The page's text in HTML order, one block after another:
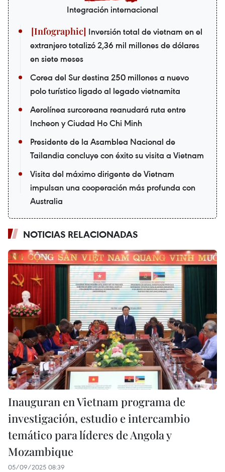
Integración internacional
Inversión total de vietnam en el
extranjero totalizó 2,36 mil millones de dólares
en siete meses
Corea del Sur destina 250 millones a nuevo
polo turístico ligado al legado vietnamita
Aerolínea surcoreana reanudará ruta entre
Incheon y Ciudad Ho Chi Minh
Presidente de la Asamblea Nacional de
Tailandia concluye con éxito su visita a Vietnam
Visita del máximo dirigente de Vietnam
impulsan una cooperación más profunda con
Australia
NOTICIAS RELACIONADAS
Inauguran en Vietnam programa de
investigación, estudio e intercambio
temático para líderes de Angola y
Mozambique
05/09/2025 08:39